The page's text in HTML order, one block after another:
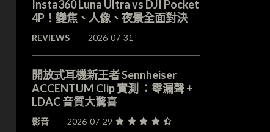
Insta360 Luna Ultra vs DJI Pocket
4P！變焦、人像、夜景全面對決
REVIEWS 2026-07-31
開放式耳機新王者 Sennheiser
ACCENTUM Clip 實測 ：零漏聲 +
LDAC 音質大驚喜
影音 2026-07-29